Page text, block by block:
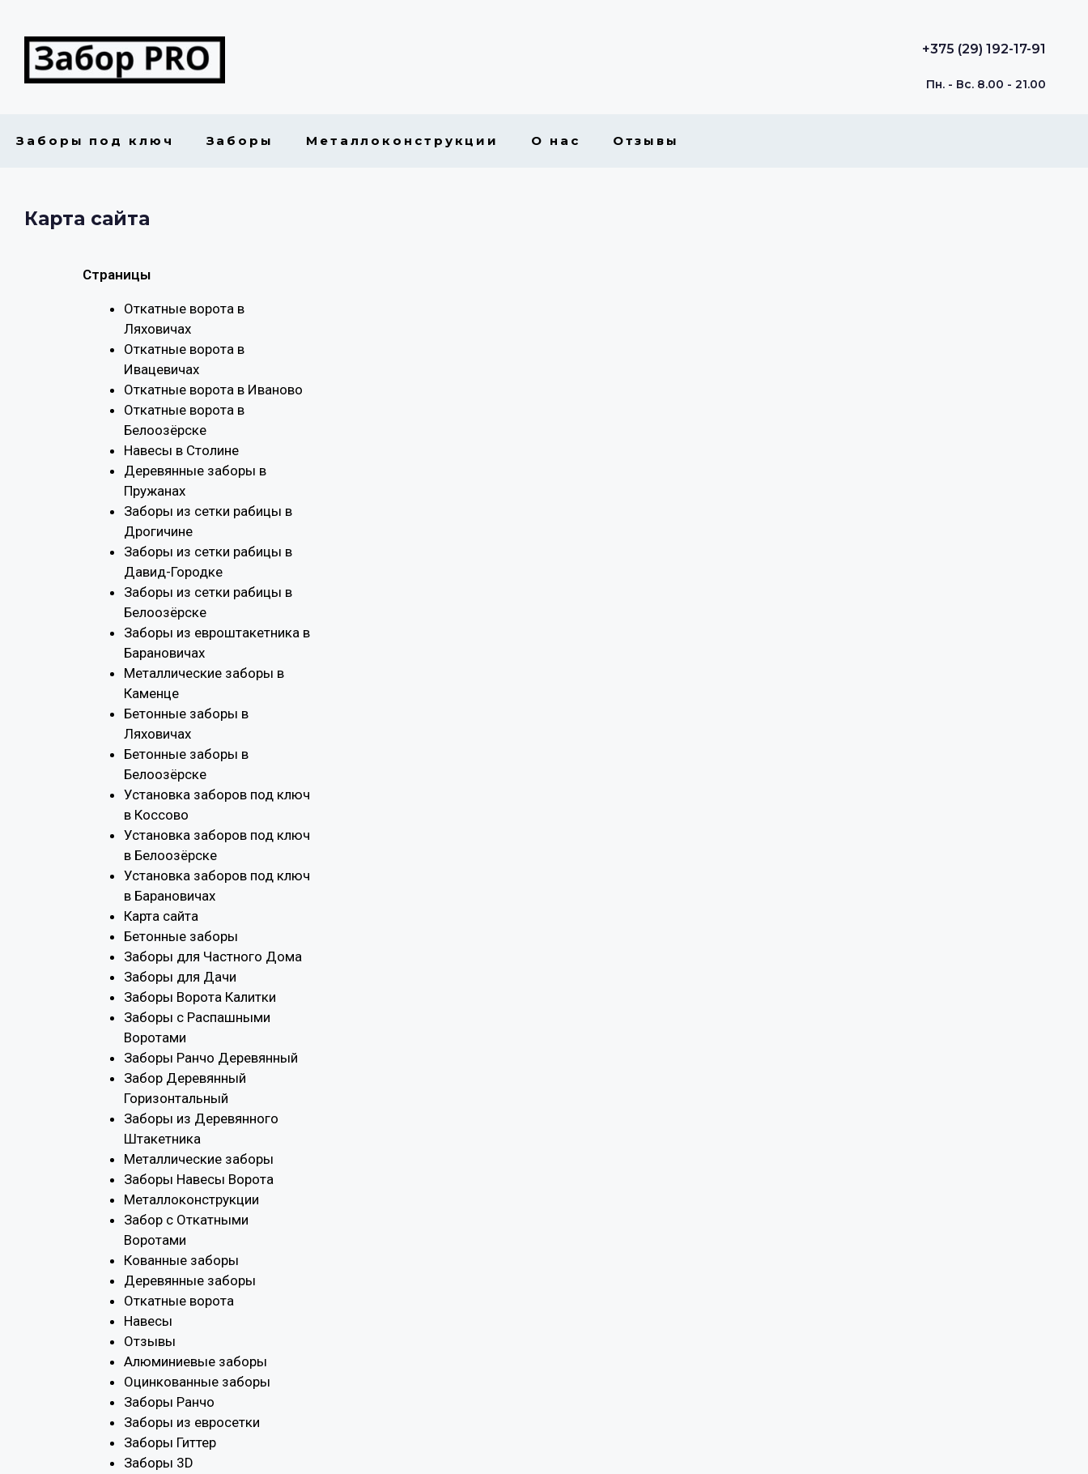
+375 (29) 192-17-91
Пн. - Вс. 8.00 - 21.00
Заборы под ключ Заборы Металлоконструкции О нас Отзывы
Карта сайта
Страницы
Откатные ворота в
Ляховичах
Откатные ворота в
Ивацевичах
Откатные ворота в Иваново
Откатные ворота в
Белоозёрске
Навесы в Столине
Деревянные заборы в
Пружанах
Заборы из сетки рабицы в
Дрогичине
Заборы из сетки рабицы в
Давид-Городке
Заборы из сетки рабицы в
Белоозёрске
Заборы из евроштакетника в
Барановичах
Металлические заборы в
Каменце
Бетонные заборы в
Ляховичах
Бетонные заборы в
Белоозёрске
Установка заборов под ключ
в Коссово
Установка заборов под ключ
в Белоозёрске
Установка заборов под ключ
в Барановичах
Карта сайта
Бетонные заборы
Заборы для Частного Дома
Заборы для Дачи
Заборы Ворота Калитки
Заборы с Распашными
Воротами
Заборы Ранчо Деревянный
Забор Деревянный
Горизонтальный
Заборы из Деревянного
Штакетника
Металлические заборы
Заборы Навесы Ворота
Металлоконструкции
Забор с Откатными
Воротами
Кованные заборы
Деревянные заборы
Откатные ворота
Навесы
Отзывы
Алюминиевые заборы
Оцинкованные заборы
Заборы Ранчо
Заборы из евросетки
Заборы Гиттер
Заборы 3D